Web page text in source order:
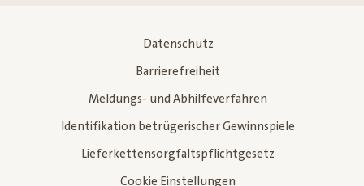
Datenschutz
Barrierefreiheit
Meldungs- und Abhilfeverfahren
Identifikation betrügerischer Gewinnspiele
Lieferkettensorgfaltspflichtgesetz
Cookie Einstellungen